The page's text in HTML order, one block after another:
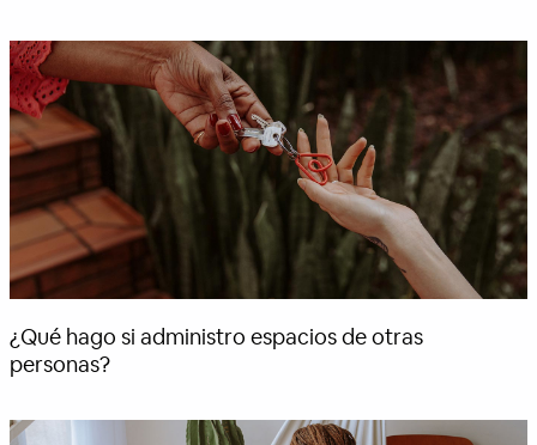
¿Qué hago si administro espacios de otras
personas?